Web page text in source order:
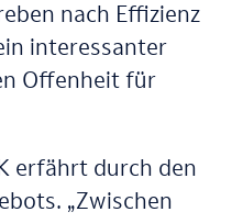
nach Effizienz
interessanter
Offenheit für
erfährt durch den
„Zwischen